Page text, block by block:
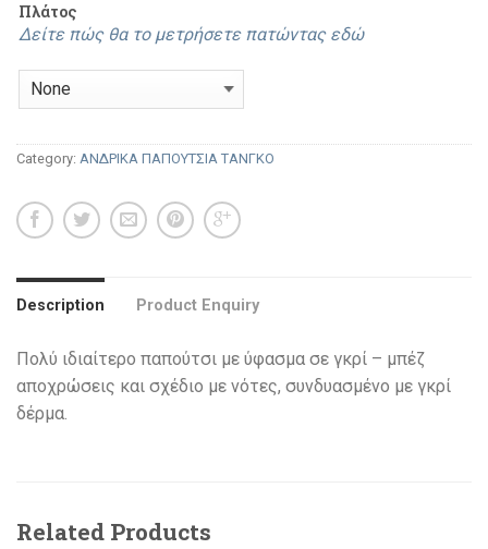
Πλάτος
Δείτε πώς θα το μετρήσετε πατώντας εδώ
Category: ΑΝΔΡΙΚΑ ΠΑΠΟΥΤΣΙΑ ΤΑΝΓΚΟ
Description Product Enquiry
Πολύ ιδιαίτερο παπούτσι με ύφασμα σε γκρί – μπέζ
αποχρώσεις και σχέδιο με νότες, συνδυασμένο με γκρί
δέρμα.
Related Products